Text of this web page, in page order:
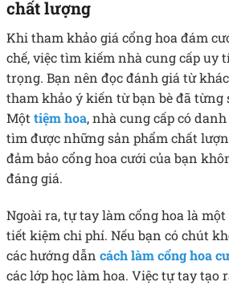
chất lượng
Khi tham khảogiá cổng hoa đám
chế, việc tìm kiếm nhà cung cấp uy
trọng. Bạn nên đọc đánh giá từ
tham khảo ý kiến từ bạn bè đã từng
Mộttiệm hoa, nhà cung cấp có
tìm được những sản phẩm chất
đảm bảo cổng hoa cưới của bạn
đáng giá.
Ngoài ra, tự tay làm cổng hoa là
tiết kiệm chi phí. Nếu bạn có chút
các hướng dẫn cách làm cổng hoa
các lớp học làm hoa. Việc tự tay tạo